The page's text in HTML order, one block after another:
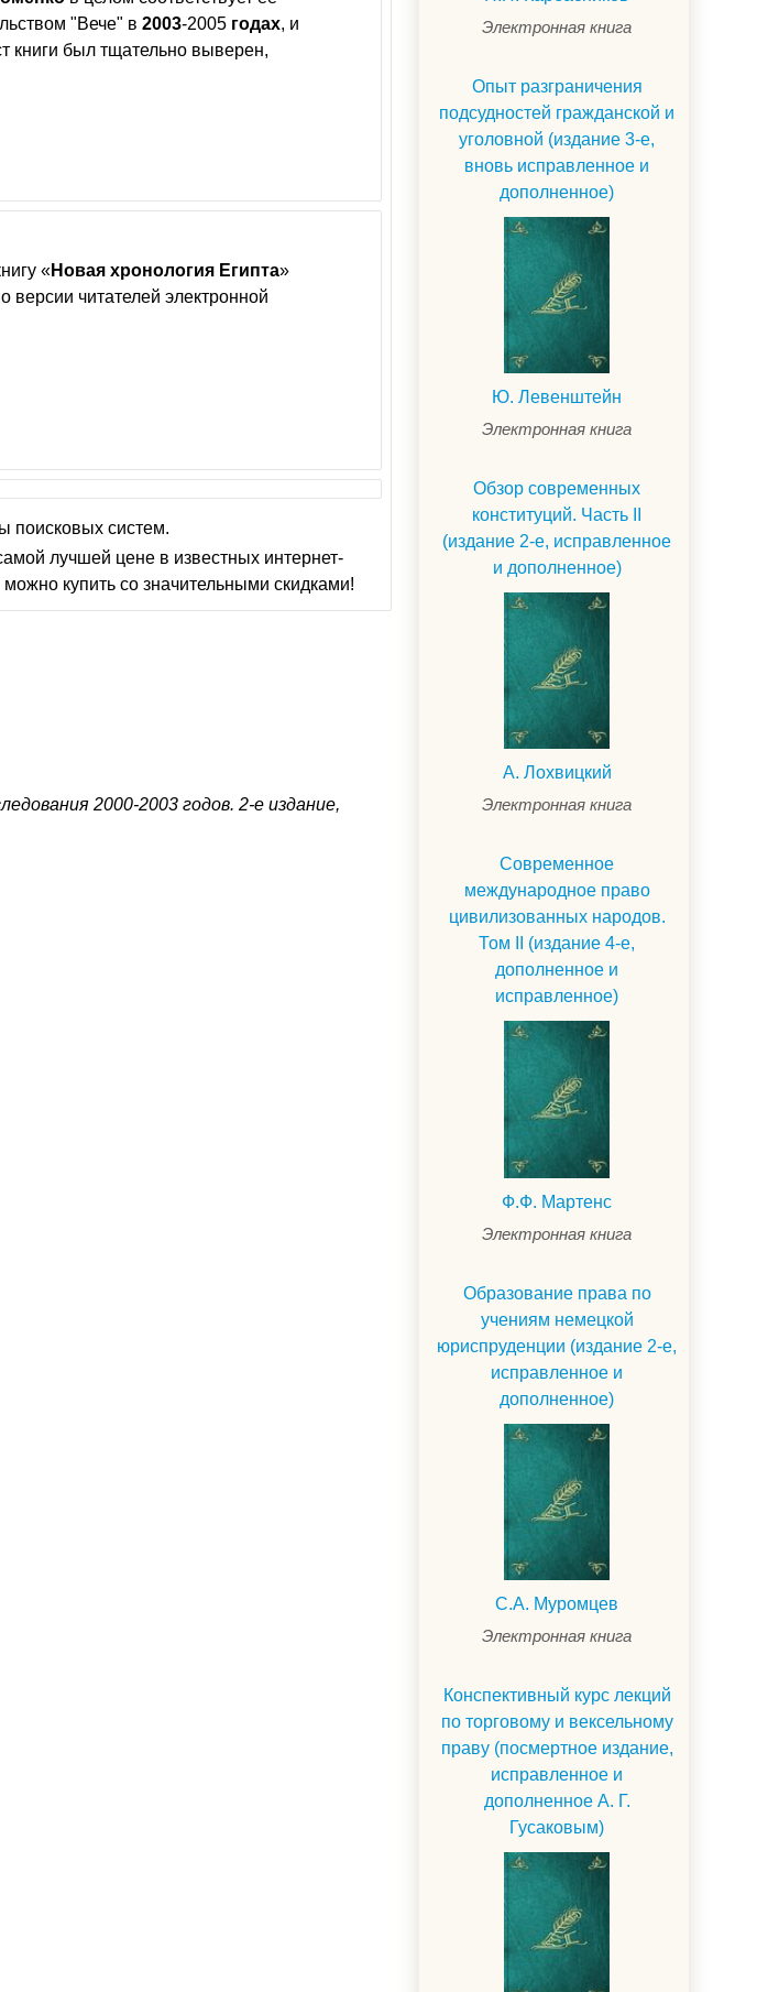
"Вече" в 2003-2005 годах, и
книги был тщательно выверен,
«Новая хронология Египта»
версии читателей электронной
поисковых систем.
лучшей цене в известных интернет-
купить со значительными скидками!
2000-2003 годов. 2-е издание,
Электронная книга
Опыт разграничения
подсудностей гражданской и
уголовной (издание 3-е,
вновь исправленное и
дополненное)
Ю. Левенштейн
Электронная книга
Обзор современных
конституций. Часть II
(издание 2-е, исправленное
и дополненное)
А. Лохвицкий
Электронная книга
Современное
международное право
цивилизованных народов.
Том II (издание 4-е,
дополненное и
исправленное)
Ф.Ф. Мартенс
Электронная книга
Образование права по
учениям немецкой
юриспруденции (издание 2-е,
исправленное и
дополненное)
С.А. Муромцев
Электронная книга
Конспективный курс лекций
по торговому и вексельному
праву (посмертное издание,
исправленное и
дополненное А. Г.
Гусаковым)